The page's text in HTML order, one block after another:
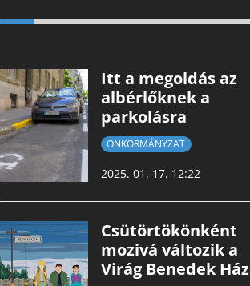
Itt a megoldás az
albérlőknek a
parkolásra
ÖNKORMÁNYZAT
2025. 01. 17. 12:22
Csütörtökönként
mozivá változik a
Virág Benedek Ház